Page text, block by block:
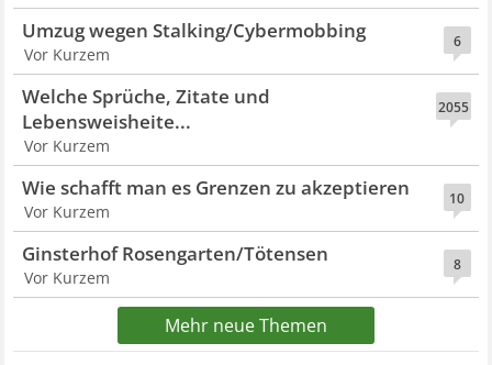
6
Umzug wegen Stalking/Cybermobbing
Vor Kurzem
2055
Welche Sprüche, Zitate und
Lebensweisheite...
Vor Kurzem
10
Wie schafft man es Grenzen zu akzeptieren
Vor Kurzem
8
Ginsterhof Rosengarten/Tötensen
Vor Kurzem
Mehr neue Themen